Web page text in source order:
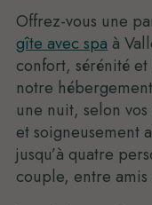
Offrez-vous une
gîte avec spa à
confort, sérénité
notre
une nuit, selon
et soigneusement
jusqu’à quatre
couple, entre